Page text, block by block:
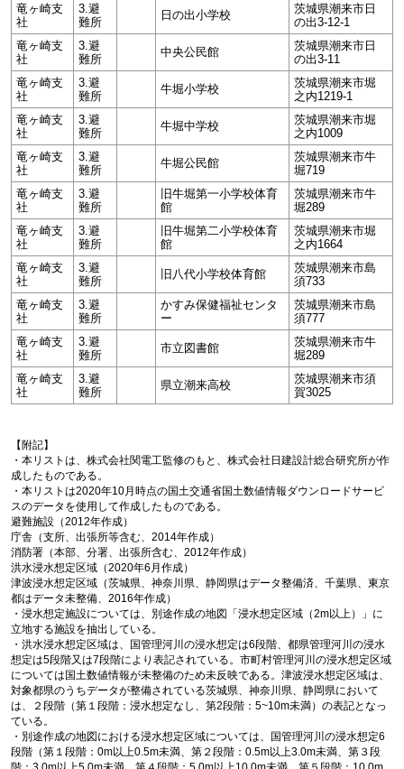
竜ヶ崎支
社
3.避
難所
日の出小学校
茨城県潮来市日
の出3-12-1
竜ヶ崎支
社
3.避
難所
中央公民館
茨城県潮来市日
の出3-11
竜ヶ崎支
社
3.避
難所
牛堀小学校
茨城県潮来市堀
之内1219-1
竜ヶ崎支
社
3.避
難所
牛堀中学校
茨城県潮来市堀
之内1009
竜ヶ崎支
社
3.避
難所
牛堀公民館
茨城県潮来市牛
堀719
竜ヶ崎支
社
3.避
難所
旧牛堀第一小学校体育
館
茨城県潮来市牛
堀289
竜ヶ崎支
社
3.避
難所
旧牛堀第二小学校体育
館
茨城県潮来市堀
之内1664
竜ヶ崎支
社
3.避
難所
旧八代小学校体育館
茨城県潮来市島
須733
竜ヶ崎支
社
3.避
難所
かすみ保健福祉センタ
ー
茨城県潮来市島
須777
竜ヶ崎支
社
3.避
難所
市立図書館
茨城県潮来市牛
堀289
竜ヶ崎支
社
3.避
難所
県立潮来高校
茨城県潮来市須
賀3025
【附記】
・本リストは、株式会社関電工監修のもと、株式会社日建設計総合研究所が作
成したものである。
・本リストは2020年10月時点の国土交通省国土数値情報ダウンロードサービ
スのデータを使用して作成したものである。
避難施設（2012年作成）
庁舎（支所、出張所等含む、2014年作成）
消防署（本部、分署、出張所含む、2012年作成）
洪水浸水想定区域（2020年6月作成）
津波浸水想定区域（茨城県、神奈川県、静岡県はデータ整備済、千葉県、東京
都はデータ未整備、2016年作成）
・浸水想定施設については、別途作成の地図「浸水想定区域（2m以上）」に
立地する施設を抽出している。
・洪水浸水想定区域は、国管理河川の浸水想定は6段階、都県管理河川の浸水
想定は5段階又は7段階により表記されている。市町村管理河川の浸水想定区域
については国土数値情報が未整備のため未反映である。津波浸水想定区域は、
対象都県のうちデータが整備されている茨城県、神奈川県、静岡県において
は、２段階（第１段階：浸水想定なし、第2段階：5~10m未満）の表記となっ
ている。
・別途作成の地図における浸水想定区域については、国管理河川の浸水想定6
段階（第１段階：0m以上0.5m未満、第２段階：0.5m以上3.0m未満、第３段
階：3.0m以上5.0m未満、第４段階：5.0m以上10.0m未満、第５段階：10.0m